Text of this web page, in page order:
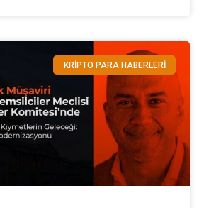
KRİPTO PARA HABERLERİ